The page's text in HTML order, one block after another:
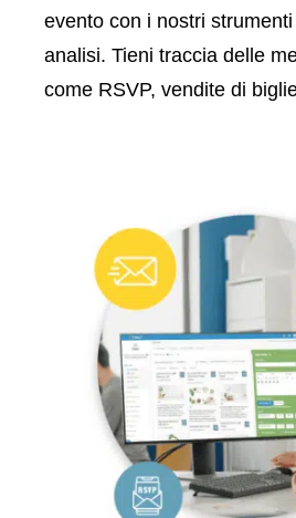
evento con i nostri
analisi. Tieni traccia delle
come RSVP, vendite di